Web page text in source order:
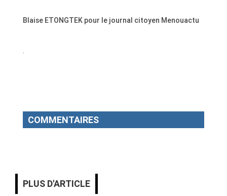
Blaise ETONGTEK pour le journal citoyen Menouactu
.
COMMENTAIRES
PLUS D'ARTICLE